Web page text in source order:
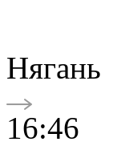
Нягань
16:46